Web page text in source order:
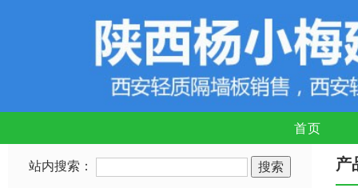
首页
站内搜索： 产